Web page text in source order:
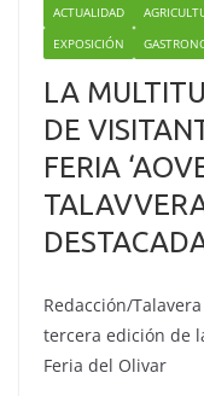
ACTUALIDAD
EXPOSICIÓN
LA
DE
FERIA
Redacción/
tercera edición de
Feria del Olivar